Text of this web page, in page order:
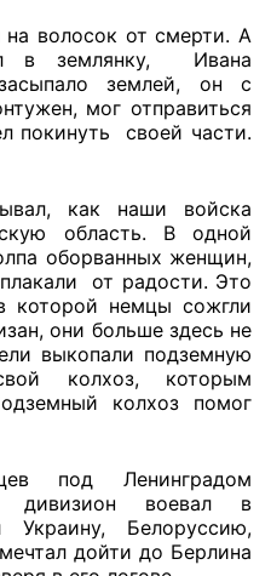
волосок от смерти. А
в землянку, Ивана
землей, он с
мог отправиться
покинуть своей части.
как наши войска
область. В одной
оборванных женщин,
от радости. Это
немцы сожгли
они больше здесь не
выкопали подземную
колхоз, которым
колхоз помог
под Ленинградом
дивизион воевал в
Украину, Белоруссию,
дойти до Берлина